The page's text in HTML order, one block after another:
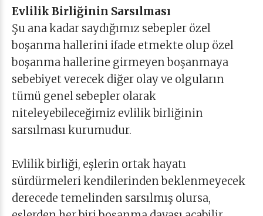
Evlilik Birliğinin Sarsılması
Şu ana kadar saydığımız sebepler özel
boşanma hallerini ifade etmekte olup özel
boşanma hallerine girmeyen boşanmaya
sebebiyet verecek diğer olay ve olguların
tümü genel sebepler olarak
niteleyebileceğimiz evlilik birliğinin
sarsılması kurumudur.
Evlilik birliği, eşlerin ortak hayatı
sürdürmeleri kendilerinden beklenmeyecek
derecede temelinden sarsılmış olursa,